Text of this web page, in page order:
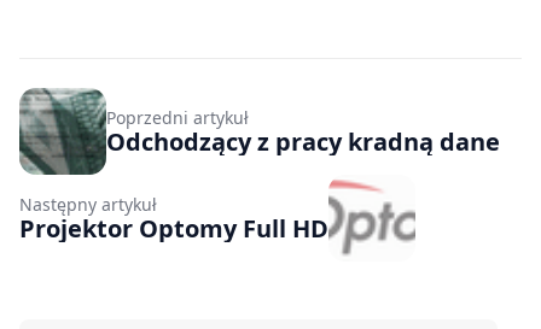
Poprzedni artykuł
Odchodzący z pracy kradną dane
Następny artykuł
Projektor Optomy Full HD